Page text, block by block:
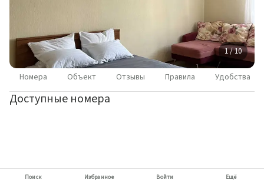
1 / 10
Номера Объект Отзывы Правила Удобства
Доступные номера
Поиск Избранное Войти Ещё